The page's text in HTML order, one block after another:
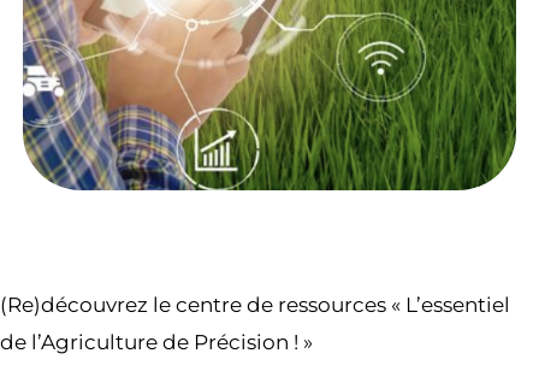
(Re)découvrez le centre de ressources « L’essentiel
de l’Agriculture de Précision ! »